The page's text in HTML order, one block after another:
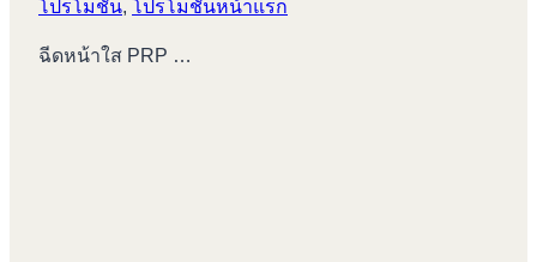
โปรโมชั่น, โปรโมชั่นหน้าแรก
ฉีดหน้าใส PRP …